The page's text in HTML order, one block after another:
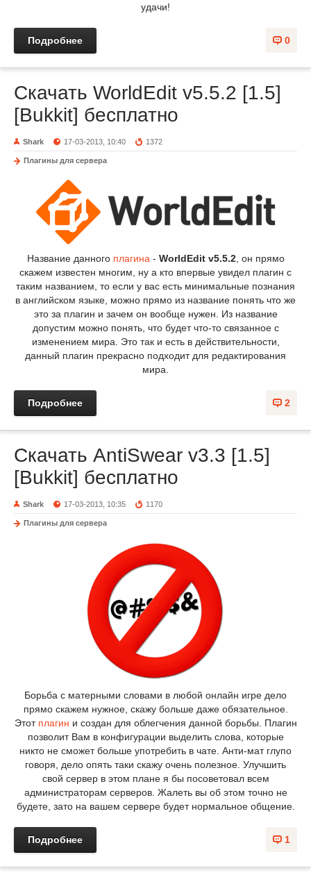
удачи!
0
Подробнее
Скачать WorldEdit v5.5.2 [1.5]
[Bukkit] бесплатно
Shark 17-03-2013, 10:40 1372
Плагины для сервера
Название данного плагина - WorldEdit v5.5.2, он прямо
скажем известен многим, ну а кто впервые увидел плагин с
таким названием, то если у вас есть минимальные познания
в английском языке, можно прямо из название понять что же
это за плагин и зачем он вообще нужен. Из название
допустим можно понять, что будет что-то связанное с
изменением мира. Это так и есть в действительности,
данный плагин прекрасно подходит для редактирования
мира.
2
Подробнее
Скачать AntiSwear v3.3 [1.5]
[Bukkit] бесплатно
Shark 17-03-2013, 10:35 1170
Плагины для сервера
Борьба с матерными словами в любой онлайн игре дело
прямо скажем нужное, скажу больше даже обязательное.
Этот плагин и создан для облегчения данной борьбы. Плагин
позволит Вам в конфигурации выделить слова, которые
никто не сможет больше употребить в чате. Анти-мат глупо
говоря, дело опять таки скажу очень полезное. Улучшить
свой сервер в этом плане я бы посоветовал всем
администраторам серверов. Жалеть вы об этом точно не
будете, зато на вашем сервере будет нормальное общение.
1
Подробнее